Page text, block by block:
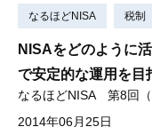
なるほどNISA 税制
NISAをどのように
で安定的な運用を目
なるほどNISA 第8回（
2014年06月25日